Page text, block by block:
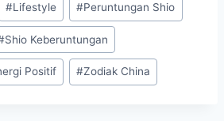
#Lifestyle #Peruntungan Shio
Shio Keberuntungan
Positif #Zodiak China